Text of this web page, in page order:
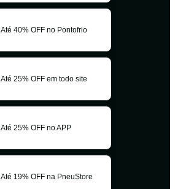
Até 40% OFF no Pontofrio
Até 25% OFF em todo site
Até 25% OFF no APP
Até 19% OFF na PneuStore